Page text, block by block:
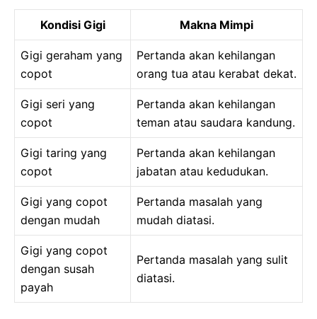
Kondisi Gigi Makna Mimpi
Gigi geraham yang
copot
Pertanda akan kehilangan
orang tua atau kerabat dekat.
Gigi seri yang
copot
Pertanda akan kehilangan
teman atau saudara kandung.
Gigi taring yang
copot
Pertanda akan kehilangan
jabatan atau kedudukan.
Gigi yang copot
dengan mudah
Pertanda masalah yang
mudah diatasi.
Gigi yang copot
dengan susah
payah
Pertanda masalah yang sulit
diatasi.